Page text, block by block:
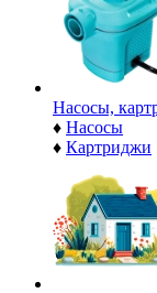
Насосы,
♦ Насосы
♦ Картриджи